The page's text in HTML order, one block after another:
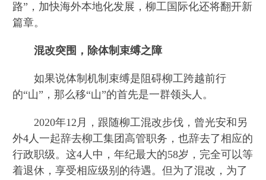
路”，加快海外本地化发展，柳工国际化还将翻开新
篇章。
混改突围，除体制束缚之障
如果说体制机制束缚是阻碍柳工跨越前行
的“山”，那么移“山”的首先是一群领头人。
2020年12月，跟随柳工混改步伐，曾光安和另
外4人一起辞去柳工集团高管职务，也辞去了相应的
行政职级。这4人中，年纪最大的58岁，完全可以等
着退休，享受相应级别的待遇。但为了混改，为了